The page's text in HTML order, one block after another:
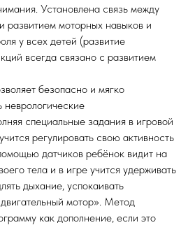
Установлена связь между
развитием моторных навыков и
у всех детей (развитие
всегда связано с развитием
безопасно и мягко
неврологические
специальные задания в игровой
регулировать свою активность
датчиков ребёнок видит на
тела и в игре учится удерживать
дыхание, успокаивать
мотор». Метод
как дополнение, если это